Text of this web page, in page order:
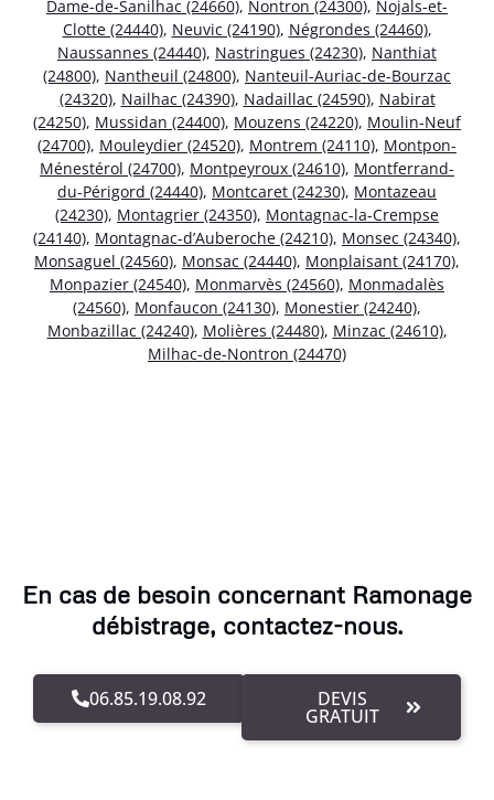
Dame-de-Sanilhac (24660), Nontron (24300), Nojals-et-
Clotte (24440), Neuvic (24190), Négrondes (24460),
Naussannes (24440), Nastringues (24230), Nanthiat
(24800), Nantheuil (24800), Nanteuil-Auriac-de-Bourzac
(24320), Nailhac (24390), Nadaillac (24590), Nabirat
(24250), Mussidan (24400), Mouzens (24220), Moulin-Neuf
(24700), Mouleydier (24520), Montrem (24110), Montpon-
Ménestérol (24700), Montpeyroux (24610), Montferrand-
du-Périgord (24440), Montcaret (24230), Montazeau
(24230), Montagrier (24350), Montagnac-la-Crempse
(24140), Montagnac-d’Auberoche (24210), Monsec (24340),
Monsaguel (24560), Monsac (24440), Monplaisant (24170),
Monpazier (24540), Monmarvès (24560), Monmadalès
(24560), Monfaucon (24130), Monestier (24240),
Monbazillac (24240), Molières (24480), Minzac (24610),
Milhac-de-Nontron (24470)
En cas de besoin concernant Ramonage
débistrage, contactez-nous.
06.85.19.08.92 DEVIS
GRATUIT